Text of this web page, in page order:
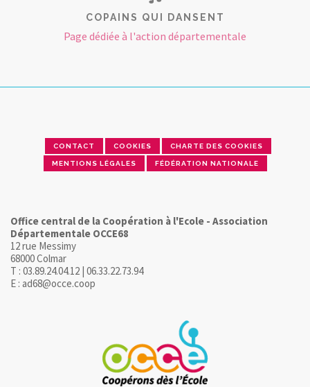
COPAINS QUI DANSENT
Page dédiée à l'action départementale
CONTACT COOKIES CHARTE DES COOKIES
MENTIONS LÉGALES FÉDÉRATION NATIONALE
Office central de la Coopération à l'Ecole - Association
Départementale OCCE68
12 rue Messimy
68000 Colmar
T : 03.89.24.04.12 | 06.33.22.73.94
E : ad68@occe.coop